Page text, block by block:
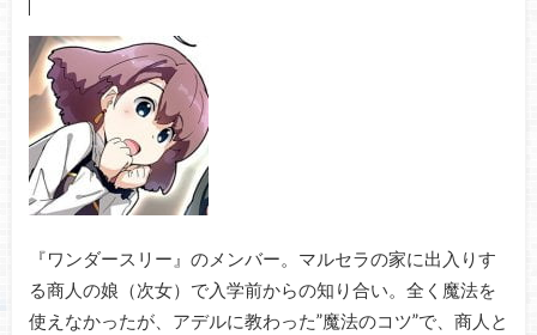
『ワンダースリー』のメンバー。マルセラの家に出入りす
る商人の娘（次女）で入学前からの知り合い。全く魔法を
使えなかったが、アデルに教わった”魔法のコツ”で、商人と